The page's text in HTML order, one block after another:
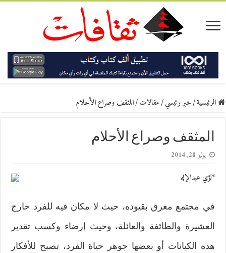
الرئيسية/خبر رئيسي/مقالات/المثقف وصراع الأحلام
المثقف وصراع الأحلام
يوليو 28, 2014
*لؤي عبدالإله
في مجتمع مغرق بقيوده، حيث لا مكان فيه للفرد خارج
العشيرة والطائفة والعائلة، وحيث إرضاء وكسب تقدير
هذه الكيانات أو بعضها جوهر حياة الفرد، تصبح للأفكار